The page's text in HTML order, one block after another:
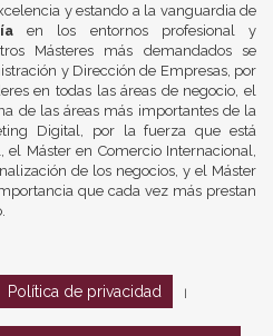
y estando a la vanguardia de
en los entornos profesional y
Másteres más demandados se
y Dirección de Empresas, por
en todas las áreas de negocio, el
de las áreas más importantes de la
Digital, por la fuerza que está
Máster en Comercio Internacional,
de los negocios, y el Máster
que cada vez más prestan
Política de privacidad